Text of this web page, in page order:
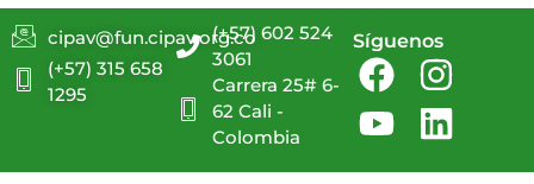
cipav@fun.cipav.org.co
(+57) 315 658
1295
(+57) 602 524
3061
Carrera 25# 6-
62 Cali -
Colombia
Síguenos